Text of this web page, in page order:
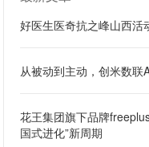
好医生医奇抗之峰山西
从被动到主动，创米数
花王集团旗下品牌
国式进化”新周期